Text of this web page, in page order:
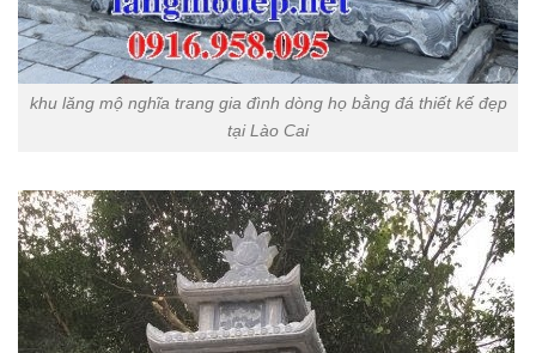
khu lăng mộ nghĩa trang gia đình dòng họ bằng đá thiết kế đẹp
tại Lào Cai